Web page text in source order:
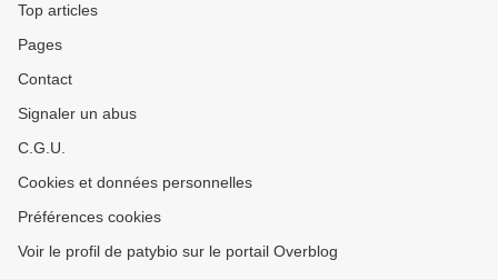
Top articles
Pages
Contact
Signaler un abus
C.G.U.
Cookies et données personnelles
Préférences cookies
Voir le profil de patybio sur le portail Overblog